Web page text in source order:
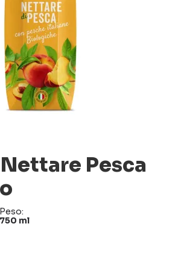
Nettare Pesca
Peso:
750 ml